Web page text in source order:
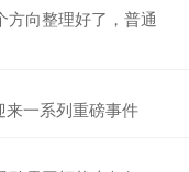
方向整理好了，普通
一系列重磅事件